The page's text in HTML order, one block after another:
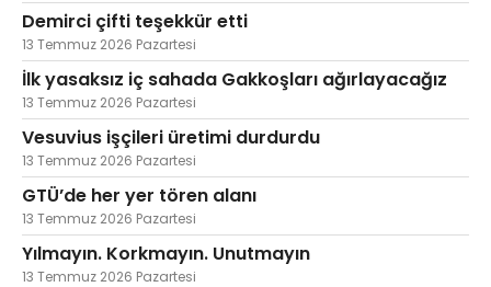
Demirci çifti teşekkür etti
13 Temmuz 2026 Pazartesi
İlk yasaksız iç sahada Gakkoşları ağırlayacağız
13 Temmuz 2026 Pazartesi
Vesuvius işçileri üretimi durdurdu
13 Temmuz 2026 Pazartesi
GTÜ’de her yer tören alanı
13 Temmuz 2026 Pazartesi
Yılmayın. Korkmayın. Unutmayın
13 Temmuz 2026 Pazartesi